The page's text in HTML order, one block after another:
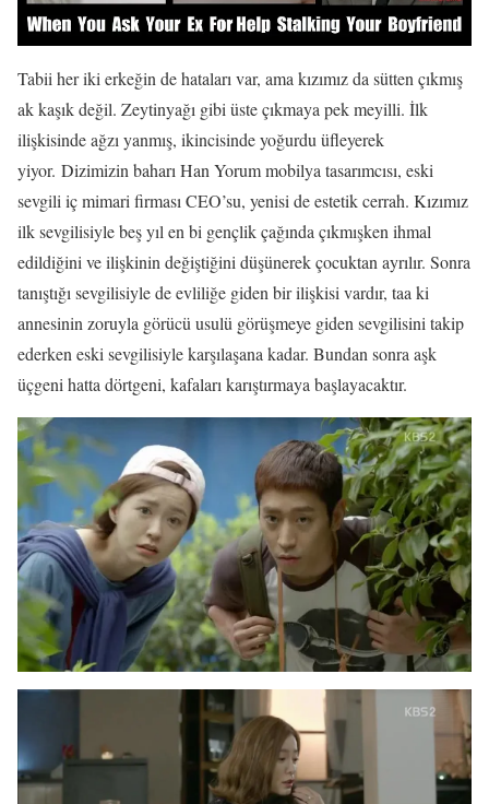
Tabii her iki erkeğin de hataları var, ama kızımız da sütten çıkmış
ak kaşık değil. Zeytinyağı gibi üste çıkmaya pek meyilli. İlk
ilişkisinde ağzı yanmış, ikincisinde yoğurdu üfleyerek
yiyor. Dizimizin baharı Han Yorum mobilya tasarımcısı, eski
sevgili iç mimari firması CEO’su, yenisi de estetik cerrah. Kızımız
ilk sevgilisiyle beş yıl en bi gençlik çağında çıkmışken ihmal
edildiğini ve ilişkinin değiştiğini düşünerek çocuktan ayrılır. Sonra
tanıştığı sevgilisiyle de evliliğe giden bir ilişkisi vardır, taa ki
annesinin zoruyla görücü usulü görüşmeye giden sevgilisini takip
ederken eski sevgilisiyle karşılaşana kadar. Bundan sonra aşk
üçgeni hatta dörtgeni, kafaları karıştırmaya başlayacaktır.